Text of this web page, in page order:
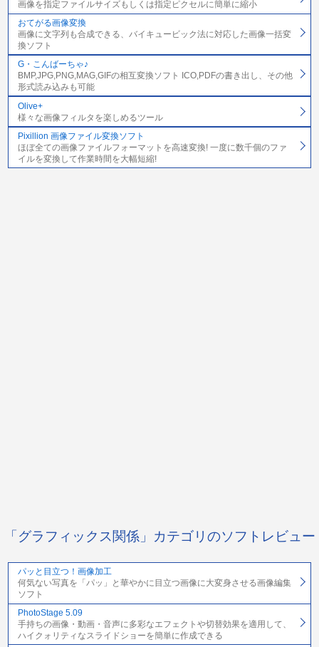
画像を指定ファイルサイズもしくは指定ピクセルに簡単に縮小
おてがる画像変換
画像に文字列も合成できる、バイキュービック法に対応した画像一括変
換ソフト
G・こんばーちゃ♪
BMP,JPG,PNG,MAG,GIFの相互変換ソフト ICO,PDFの書き出し、その他
形式読み込みも可能
Olive+
様々な画像フィルタを楽しめるツール
Pixillion 画像ファイル変換ソフト
ほぼ全ての画像ファイルフォーマットを高速変換! 一度に数千個のファ
イルを変換して作業時間を大幅短縮!
「グラフィックス関係」カテゴリのソフトレビュー
パッと目立つ！画像加工
何気ない写真を「パッ」と華やかに目立つ画像に大変身させる画像編集
ソフト
PhotoStage 5.09
手持ちの画像・動画・音声に多彩なエフェクトや切替効果を適用して、
ハイクォリティなスライドショーを簡単に作成できる